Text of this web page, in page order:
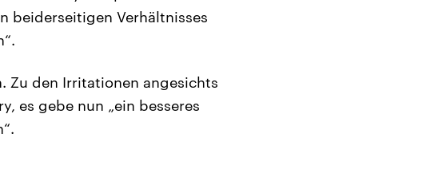
beiderseitigen Verhältnisses
Zu den Irritationen angesichts
es gebe nun „ein besseres